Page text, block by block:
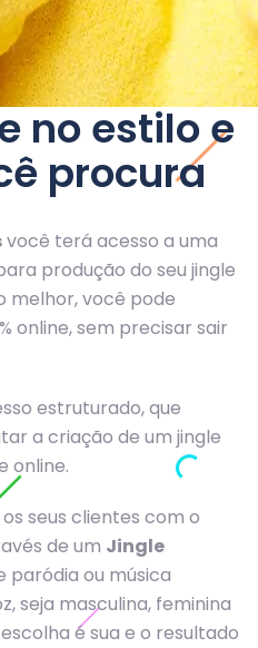
no estilo e
procura
você terá acesso a uma
produção do seu jingle
melhor, você pode
online, sem precisar sair
estruturado, que
a criação de um jingle
online.
seus clientes com o
de um Jingle
paródia ou música
seja masculina, feminina
é sua e o resultado